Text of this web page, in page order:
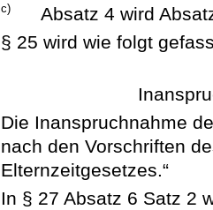
c) Absatz 4 wird
§ 25 wird wie folgt
Die Inanspruchnahme
nach den Vorschriften
Elternzeitgesetzes.“
In § 27 Absatz 6 Satz 2